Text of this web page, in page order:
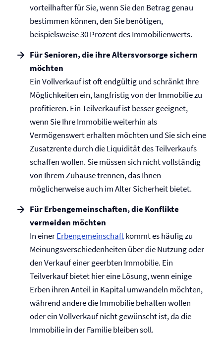
vorteilhafter für Sie, wenn Sie den Betrag genau
bestimmen können, den Sie benötigen,
beispielsweise 30 Prozent des Immobilienwerts.
Für Senioren, die ihre Altersvorsorge sichern
möchten
Ein Vollverkauf ist oft endgültig und schränkt Ihre
Möglichkeiten ein, langfristig von der Immobilie zu
profitieren. Ein Teilverkauf ist besser geeignet,
wenn Sie Ihre Immobilie weiterhin als
Vermögenswert erhalten möchten und Sie sich eine
Zusatzrente durch die Liquidität des Teilverkaufs
schaffen wollen. Sie müssen sich nicht vollständig
von Ihrem Zuhause trennen, das Ihnen
möglicherweise auch im Alter Sicherheit bietet.
Für Erben­gemeinschaften, die Konflikte
vermeiden möchten
In einerErben­gemeinschaftkommt es häufig zu
Meinungsverschiedenheiten über die Nutzung oder
den Verkauf einer geerbten Immobilie. Ein
Teilverkauf bietet hier eine Lösung, wenn einige
Erben ihren Anteil in Kapital umwandeln möchten,
während andere die Immobilie behalten wollen
oder ein Vollverkauf nicht gewünscht ist, da die
Immobilie in der Familie bleiben soll.